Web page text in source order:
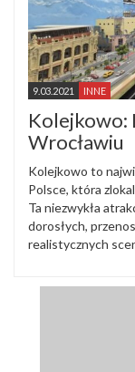
9.03.2021 INNE
Kolejkowo:
Wrocławiu
Kolejkowo to
Polsce, która
Ta niezwykła
dorosłych,
realistycznych